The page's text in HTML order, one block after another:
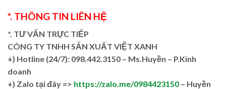
*. THÔNG TIN LIÊN HỆ
*. TƯ VẤN TRỰC TIẾP
CÔNG TY TNHH SẢN XUẤT VIỆT XANH
+) Hotline (24/7): 098.442.3150 – Ms.Huyền – P.Kinh
doanh
+) Zalo tại đây => https://zalo.me/0984423150 – Huyền